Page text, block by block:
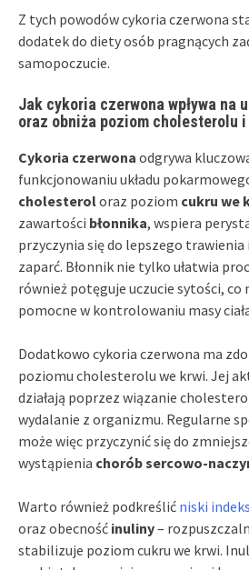
Z tych powodów cykoria czerwona
dodatek do diety osób pragnących
samopoczucie.
Jak cykoria czerwona wpływa na
oraz obniża poziom cholesterolu
Cykoria czerwona odgrywa
funkcjonowaniu układu
cholesteroloraz poziom cukru we
zawartości błonnika, wspiera
przyczynia się do lepszego
zaparć. Błonnik nie tylko ułatwia
również potęguje uczucie sytości, co
pomocne w kontrolowaniu masy
Dodatkowo cykoria czerwona ma
poziomu cholesterolu we krwi. Jej
działają poprzez wiązanie
wydalanie z organizmu. Regularne
może więc przyczynić się do
wystąpienia chorób sercowo-
Warto również podkreślić niski
oraz obecność inuliny–
stabilizuje poziom cukru we krwi.